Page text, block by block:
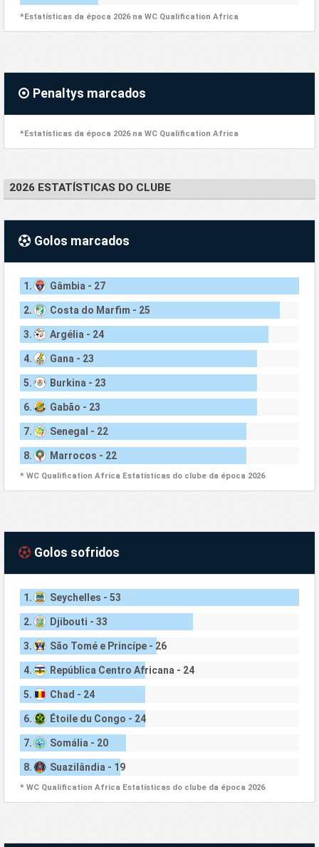
*Estatísticas da época 2026 na WC Qualification Africa
Penaltys marcados
*Estatísticas da época 2026 na WC Qualification Africa
2026 ESTATÍSTICAS DO CLUBE
Golos marcados
1. Gâmbia - 27
2. Costa do Marfim - 25
3. Argélia - 24
4. Gana - 23
5. Burkina - 23
6. Gabão - 23
7. Senegal - 22
8. Marrocos - 22
* WC Qualification Africa Estatísticas do clube da época 2026
Golos sofridos
1. Seychelles - 53
2. Djibouti - 33
3. São Tomé e Princípe - 26
4. República Centro Africana - 24
5. Chad - 24
6. Étoile du Congo - 24
7. Somália - 20
8. Suazilândia - 19
* WC Qualification Africa Estatísticas do clube da época 2026